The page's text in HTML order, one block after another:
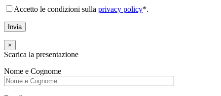
Accetto le condizioni sulla privacy policy*.
×
Scarica la presentazione
Nome e Cognome